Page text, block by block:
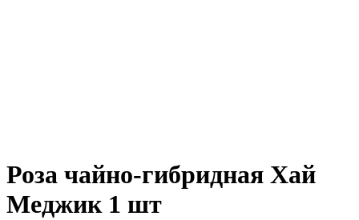
Роза чайно-гибридная Хай
Меджик 1 шт